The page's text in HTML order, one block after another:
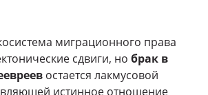
миграционного права
сдвиги, но брак в
остается лакмусовой
истинное отношение